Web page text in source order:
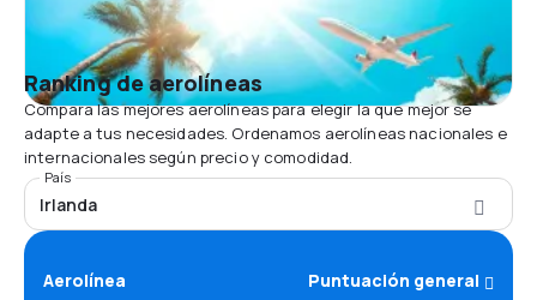
Ranking de aerolíneas
Compara las mejores aerolíneas para elegir la que mejor se
adapte a tus necesidades. Ordenamos aerolíneas nacionales e
internacionales según precio y comodidad.
País
Irlanda
Aerolínea Puntuación general